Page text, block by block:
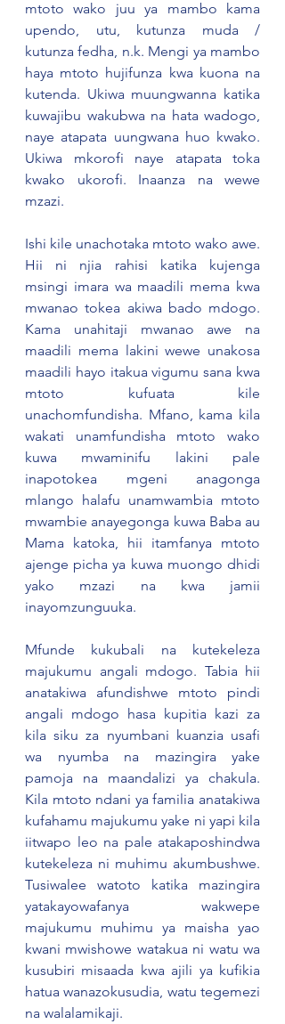
mtoto wako juu ya mambo kama
upendo, utu, kutunza muda /
kutunza fedha, n.k. Mengi ya mambo
haya mtoto hujifunza kwa kuona na
kutenda. Ukiwa muungwanna katika
kuwajibu wakubwa na hata wadogo,
naye atapata uungwana huo kwako.
Ukiwa mkorofi naye atapata toka
kwako ukorofi. Inaanza na wewe
mzazi.
Ishi kile unachotaka mtoto wako awe.
Hii ni njia rahisi katika kujenga
msingi imara wa maadili mema kwa
mwanao tokea akiwa bado mdogo.
Kama unahitaji mwanao awe na
maadili mema lakini wewe unakosa
maadili hayo itakua vigumu sana kwa
mtoto kufuata kile
unachomfundisha. Mfano, kama kila
wakati unamfundisha mtoto wako
kuwa mwaminifu lakini pale
inapotokea mgeni anagonga
mlango halafu unamwambia mtoto
mwambie anayegonga kuwa Baba au
Mama katoka, hii itamfanya mtoto
ajenge picha ya kuwa muongo dhidi
yako mzazi na kwa jamii
inayomzunguuka.
Mfunde kukubali na kutekeleza
majukumu angali mdogo. Tabia hii
anatakiwa afundishwe mtoto pindi
angali mdogo hasa kupitia kazi za
kila siku za nyumbani kuanzia usafi
wa nyumba na mazingira yake
pamoja na maandalizi ya chakula.
Kila mtoto ndani ya familia anatakiwa
kufahamu majukumu yake ni yapi kila
iitwapo leo na pale atakaposhindwa
kutekeleza ni muhimu akumbushwe.
Tusiwalee watoto katika mazingira
yatakayowafanya wakwepe
majukumu muhimu ya maisha yao
kwani mwishowe watakua ni watu wa
kusubiri misaada kwa ajili ya kufikia
hatua wanazokusudia, watu tegemezi
na walalamikaji.